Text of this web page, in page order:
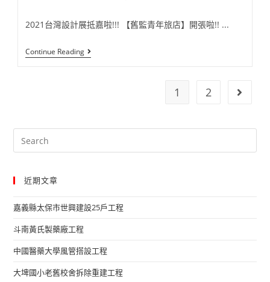
2021台灣設計展抵嘉啦!!! 【舊監青年旅店】開張啦!! ...
Continue Reading【2021
台
嘉
展
覽
1 2 Go to
Search
this
近期文章
嘉義縣太保市世興建設25戶工程​
斗南黃氏製藥廠工程​
中國醫藥大學風管搭設工程​
大埤國小老舊校舍拆除重建工程​